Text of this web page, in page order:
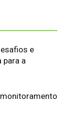
e
para a